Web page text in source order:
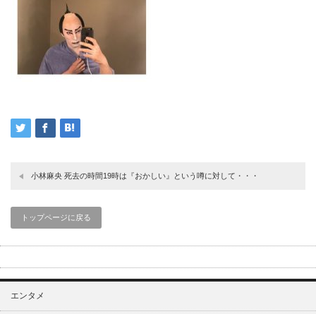
小林麻央 死去の時間19時は『おかしい』という噂に対して・・・
トップページに戻る
エンタメ